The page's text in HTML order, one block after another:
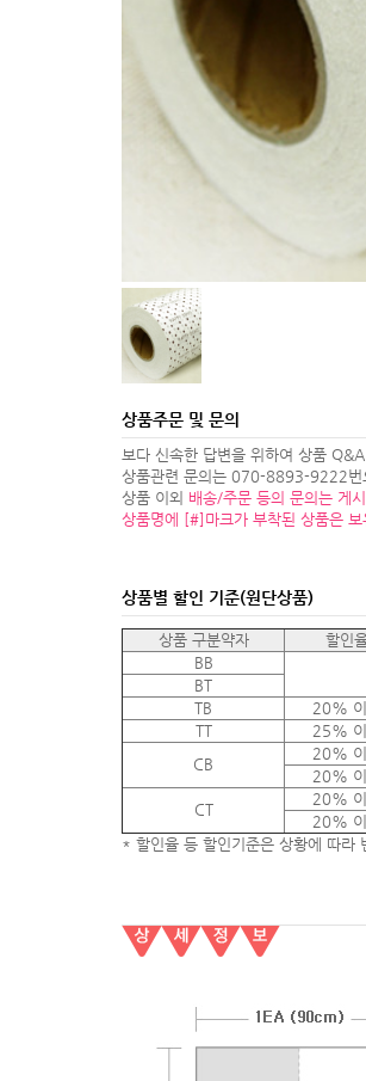
상품주문 및 문의
보다 신속한 답변을 위하여 상품
상품관련 문의는 070-8893-9222
상품 이외 배송/주문 등의 문의는 게
상품명에 [#]마크가 부착된 상품은
상품별 할인 기준(원단상품)
상품 구분약자 할인
BB
BT
TB
20%
TT
25%
CB
20%
20%
CT
20%
20%
* 할인율 등 할인기준은 상황에 따라